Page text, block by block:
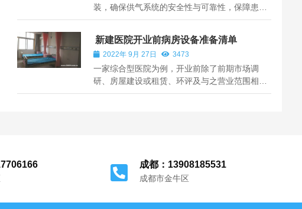
装，确保供气系统的安全性与可靠性，保障患者
生命支持需求，特制定本规范。本规范适用于中
系统等管网中压力报警装置的安装、调试与验
收。报警装置必须符合国家医疗器械或相关...
新建医院开业前病房设备准备清单
2022年 9月 27日 3473
一家综合型医院为例，开业前除了前期市场调
研、房屋建设或租赁、环评及与之营业范围相对
应的各类医疗机构资质文件办理、装修、医疗污
成都：13908185531
成都市金牛区